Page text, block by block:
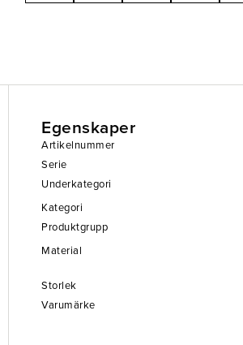
Egenskaper
Artikelnummer
Serie
Underkategori
Kategori
Produktgrupp
Material
Storlek
Varumärke